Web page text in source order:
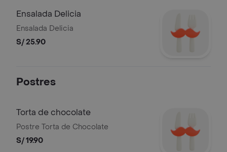
Ensalada Delicia
Ensalada Delicia
S/ 25.90
Postres
Torta de chocolate
Postre Torta de Chocolate
S/ 19.90